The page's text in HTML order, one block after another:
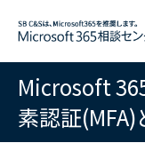
Microsoft
素認証(MFA)